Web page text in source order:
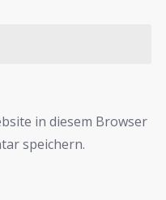
in diesem Browser
speichern.